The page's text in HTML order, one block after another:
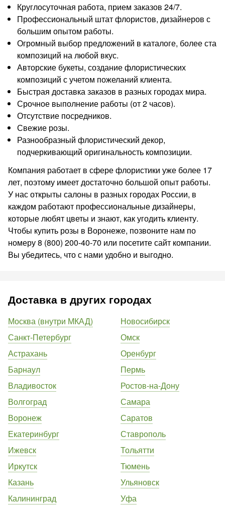
Круглосуточная работа, прием заказов 24/7.
Профессиональный штат флористов, дизайнеров с
большим опытом работы.
Огромный выбор предложений в каталоге, более ста
композиций на любой вкус.
Авторские букеты, создание флористических
композиций с учетом пожеланий клиента.
Быстрая доставка заказов в разных городах мира.
Срочное выполнение работы (от 2 часов).
Отсутствие посредников.
Свежие розы.
Разнообразный флористический декор,
подчеркивающий оригинальность композиции.
Компания работает в сфере флористики уже более 17
лет, поэтому имеет достаточно большой опыт работы.
У нас открыты салоны в разных городах России, в
каждом работают профессиональные дизайнеры,
которые любят цветы и знают, как угодить клиенту.
Чтобы купить розы в Воронеже, позвоните нам по
номеру 8 (800) 200-40-70 или посетите сайт компании.
Вы убедитесь, что с нами удобно и выгодно.
Доставка в других городах
Москва (внутри МКАД)
Санкт-Петербург
Астрахань
Барнаул
Владивосток
Волгоград
Воронеж
Екатеринбург
Ижевск
Иркутск
Казань
Калининград
Новосибирск
Омск
Оренбург
Пермь
Ростов-на-Дону
Самара
Саратов
Ставрополь
Тольятти
Тюмень
Ульяновск
Уфа